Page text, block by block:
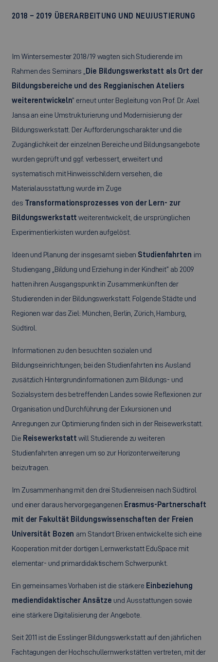
2018 – 2019 ÜBERARBEITUNG UND NEUJUSTIERUNG
Im Wintersemester 2018/19 wagten sich Studierende im
Rahmen des Seminars „
Die Bildungswerkstatt als Ort der
Bildungsbereiche und des Reggianischen Ateliers
weiterentwickeln“ erneut unter Begleitung von Prof. Dr. Axel
Jansa an eine Umstrukturierung und Modernisierung der
Bildungswerkstatt. Der Aufforderungscharakter und die
Zugänglichkeit der einzelnen Bereiche und Bildungsangebote
wurden geprüft und ggf. verbessert, erweitert und
systematisch mit Hinweisschildern versehen, die
Materialausstattung wurde im Zuge
des Transformationsprozesses von der Lern- zur
Bildungswerkstatt weiterentwickelt, die ursprünglichen
Experimentierkisten wurden aufgelöst.
Ideen und Planung der insgesamt sieben Studienfahrten im
Studiengang „Bildung und Erziehung in der Kindheit“ ab 2009
hatten ihren Ausgangspunkt in Zusammenkünften der
Studierenden in der Bildungswerkstatt. Folgende Städte und
Regionen war das Ziel: München, Berlin, Zürich, Hamburg,
Südtirol.
Informationen zu den besuchten sozialen und
Bildungseinrichtungen; bei den Studienfahrten ins Ausland
zusätzlich Hintergrundinformationen zum Bildungs- und
Sozialsystem des betreffenden Landes sowie Reflexionen zur
Organisation und Durchführung der Exkursionen und
Anregungen zur Optimierung finden sich in der Reisewerkstatt.
Die Reisewerkstatt will Studierende zu weiteren
Studienfahrten anregen um so zur Horizonterweiterung
beizutragen.
Im Zusammenhang mit den drei Studienreisen nach Südtirol
und einer daraus hervorgegangenen Erasmus-Partnerschaft
mit der Fakultät Bildungswissenschaften der Freien
Universität Bozen am Standort Brixen entwickelte sich eine
Kooperation mit der dortigen Lernwerkstatt EduSpace mit
elementar- und primardidaktischem Schwerpunkt.
Ein gemeinsames Vorhaben ist die stärkere Einbeziehung
mediendidaktischerAnsätze und Ausstattungen sowie
eine stärkere Digitalisierung der Angebote.
Seit 2011 ist die Esslinger Bildungswerkstatt auf den jährlichen
Fachtagungen der Hochschullernwerkstätten vertreten, mit der